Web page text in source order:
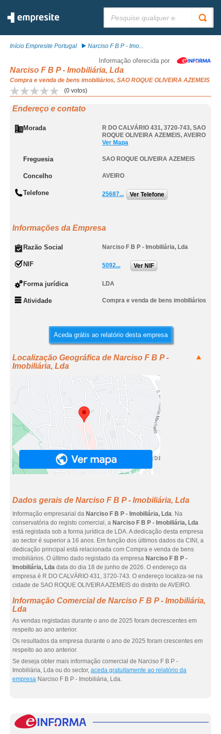
Início Empresite Portugal Narciso F B P - Imo...
Informação oferecida por
Narciso F B P - Imobiliária, Lda
Compra e venda de bens imobiliários, SAO ROQUE OLIVEIRA AZEMEIS
(0 votos)
Endereço e contato
Morada R DO CALVÁRIO 431, 3720-743, SAO
ROQUE OLIVEIRA AZEMEIS, AVEIRO
Ver Mapa
Freguesia SAO ROQUE OLIVEIRA AZEMEIS
Concelho AVEIRO
Telefone 25687... Ver Telefone
Informações da Empresa
Razão Social Narciso F B P - Imobiliária, Lda
NIF 5092... Ver NIF
Forma jurídica LDA
Atividade Compra e venda de bens imobiliários
Aceda grátis ao relatório desta empresa
Localização Geográfica de Narciso F B P -
Imobiliária, Lda
Dados gerais de Narciso F B P - Imobiliária, Lda
Informação empresarial da Narciso F B P - Imobiliária, Lda. Na
conservatória do registo comercial, a Narciso F B P - Imobiliária, Lda
está registada sob a forma jurídica de LDA. A dedicação desta empresa
ao sector é superior a 16 anos. Em função dos últimos dados da CINI, a
dedicação principal está relacionada com Compra e venda de bens
imobiliários. O último dado registado da empresa Narciso F B P -
Imobiliária, Lda data do dia 18 de junho de 2026. O endereço da
empresa é R DO CALVÁRIO 431, 3720-743. O endereço localiza-se na
cidade de SAO ROQUE OLIVEIRA AZEMEIS do distrito de AVEIRO.
Informação Comercial de Narciso F B P - Imobiliária,
Lda
As vendas registadas durante o ano de 2025 foram decrescentes em
respeito ao ano anterior.
Os resultados da empresa durante o ano de 2025 foram crescentes em
respeito ao ano anterior.
Se deseja obter mais informação comercial de Narciso F B P -
Imobiliária, Lda ou do sector, aceda gratuitamente ao relatório da
empresa Narciso F B P - Imobiliária, Lda.